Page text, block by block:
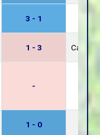
3 - 1
1 - 3
-
1 - 0